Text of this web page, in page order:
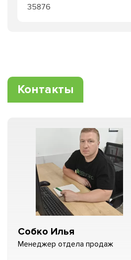
35876
Контакты
Собко Илья
Менеджер отдела продаж